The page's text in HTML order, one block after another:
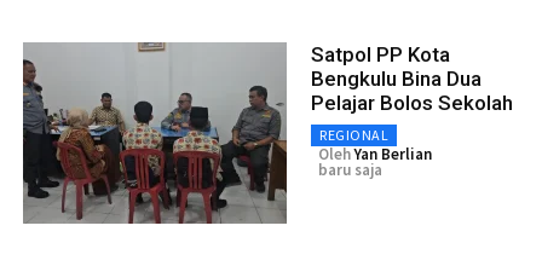
Satpol PP Kota
Bengkulu Bina Dua
Pelajar Bolos Sekolah
REGIONAL
OlehYan Berlian
baru saja